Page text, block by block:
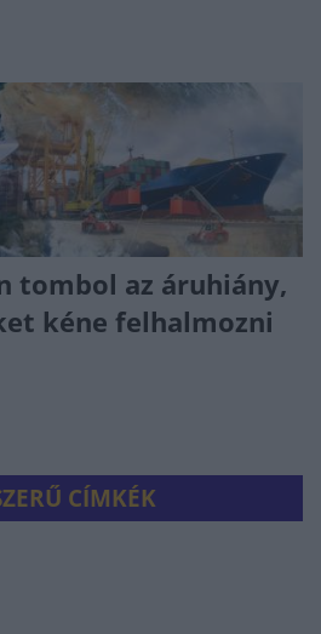
tombol az áruhiány,
kéne felhalmozni
CÍMKÉK